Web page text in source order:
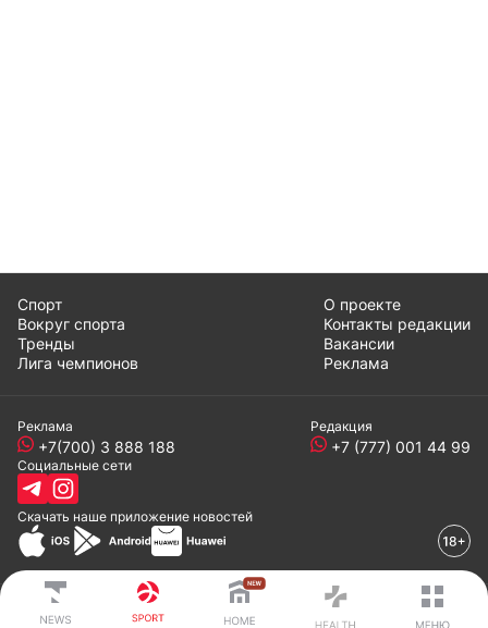
Спорт
Вокруг спорта
Тренды
Лига чемпионов
О проекте
Контакты редакции
Вакансии
Реклама
Реклама
+7(700) 3 888 188
Редакция
+7 (777) 001 44 99
Социальные сети
Скачать наше приложение новостей
© 2008-2024 ТОО «EML»